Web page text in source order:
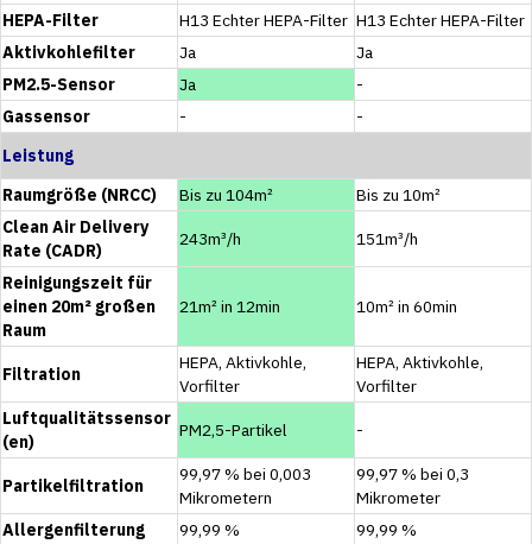
HEPA-Filter
H13 Echter HEPA-Filter H13 Echter HEPA-Filter
Aktivkohlefilter
Ja
Ja
PM2.5-Sensor
Ja
-
Gassensor
-
-
Leistung
Raumgröße (NRCC)
Bis zu 104m²
Bis zu 10m²
Clean Air Delivery
Rate (CADR)
243m³/h 151m³/h
Reinigungszeit für
einen 20m² großen
Raum
21m² in 12min 10m² in 60min
Filtration
HEPA, Aktivkohle,
Vorfilter
HEPA, Aktivkohle,
Vorfilter
Luftqualitätssensor
(en)
PM2,5-Partikel -
Partikelfiltration
99,97 % bei 0,003
Mikrometern
99,97 % bei 0,3
Mikrometer
Allergenfilterung
99,99 %
99,99 %